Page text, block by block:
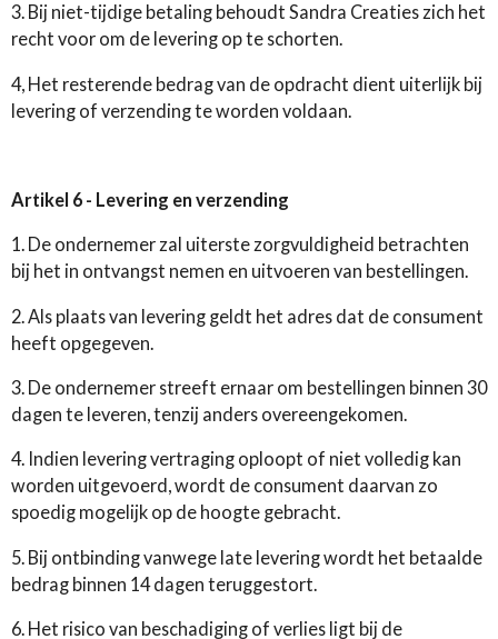
3. Bij niet-tijdige betaling behoudt Sandra Creaties zich het
recht voor om de levering op te schorten.
4, Het resterende bedrag van de opdracht dient uiterlijk bij
levering of verzending te worden voldaan.
Artikel 6 - Levering en verzending
1. De ondernemer zal uiterste zorgvuldigheid betrachten
bij het in ontvangst nemen en uitvoeren van bestellingen.
2. Als plaats van levering geldt het adres dat de consument
heeft opgegeven.
3. De ondernemer streeft ernaar om bestellingen binnen 30
dagen te leveren, tenzij anders overeengekomen.
4. Indien levering vertraging oploopt of niet volledig kan
worden uitgevoerd, wordt de consument daarvan zo
spoedig mogelijk op de hoogte gebracht.
5. Bij ontbinding vanwege late levering wordt het betaalde
bedrag binnen 14 dagen teruggestort.
6. Het risico van beschadiging of verlies ligt bij de